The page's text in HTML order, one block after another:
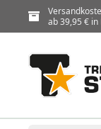
ab 39,95 € in